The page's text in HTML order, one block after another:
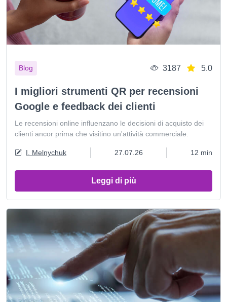
Blog 3187 5.0
I migliori strumenti QR per recensioni
Google e feedback dei clienti
Le recensioni online influenzano le decisioni di acquisto dei
clienti ancor prima che visitino un'attività commerciale.
I. Melnychuk 27.07.26 12 min
Leggi di più